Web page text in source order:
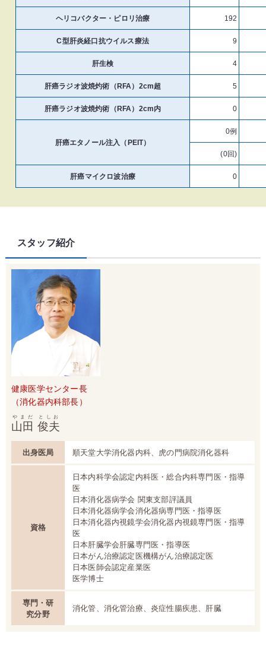
ヘリコバクター・ピロリ治療 192
C型肝炎経口抗ウイルス療法 9
肝生検 4
肝癌ラジオ波焼灼術（RFA）2cm超 5
肝癌ラジオ波焼灼術（RFA）2cm内 0
肝癌エタノール注入（PEIT）
0例
(0回)
肝癌マイクロ波治療 0
スタッフ紹介
健康医学センター長
（消化器内科部長）
山田
やまだ
俊夫
としお
出身医局 順天堂大学消化器内科、虎の門病院消化器科
資格
日本内科学会認定内科医・総合内科専門医・指導
医
日本消化器病学会 関東支部評議員
日本消化器病学会消化器病専門医・指導医
日本消化器内視鏡学会消化器内視鏡専門医・指導
医
日本肝臓学会肝臓専門医・指導医
日本がん治療認定医機構がん治療認定医
日本医師会認定産業医
医学博士
専門・研
究分野
消化管、消化管治療、炎症性腸疾患、肝臓